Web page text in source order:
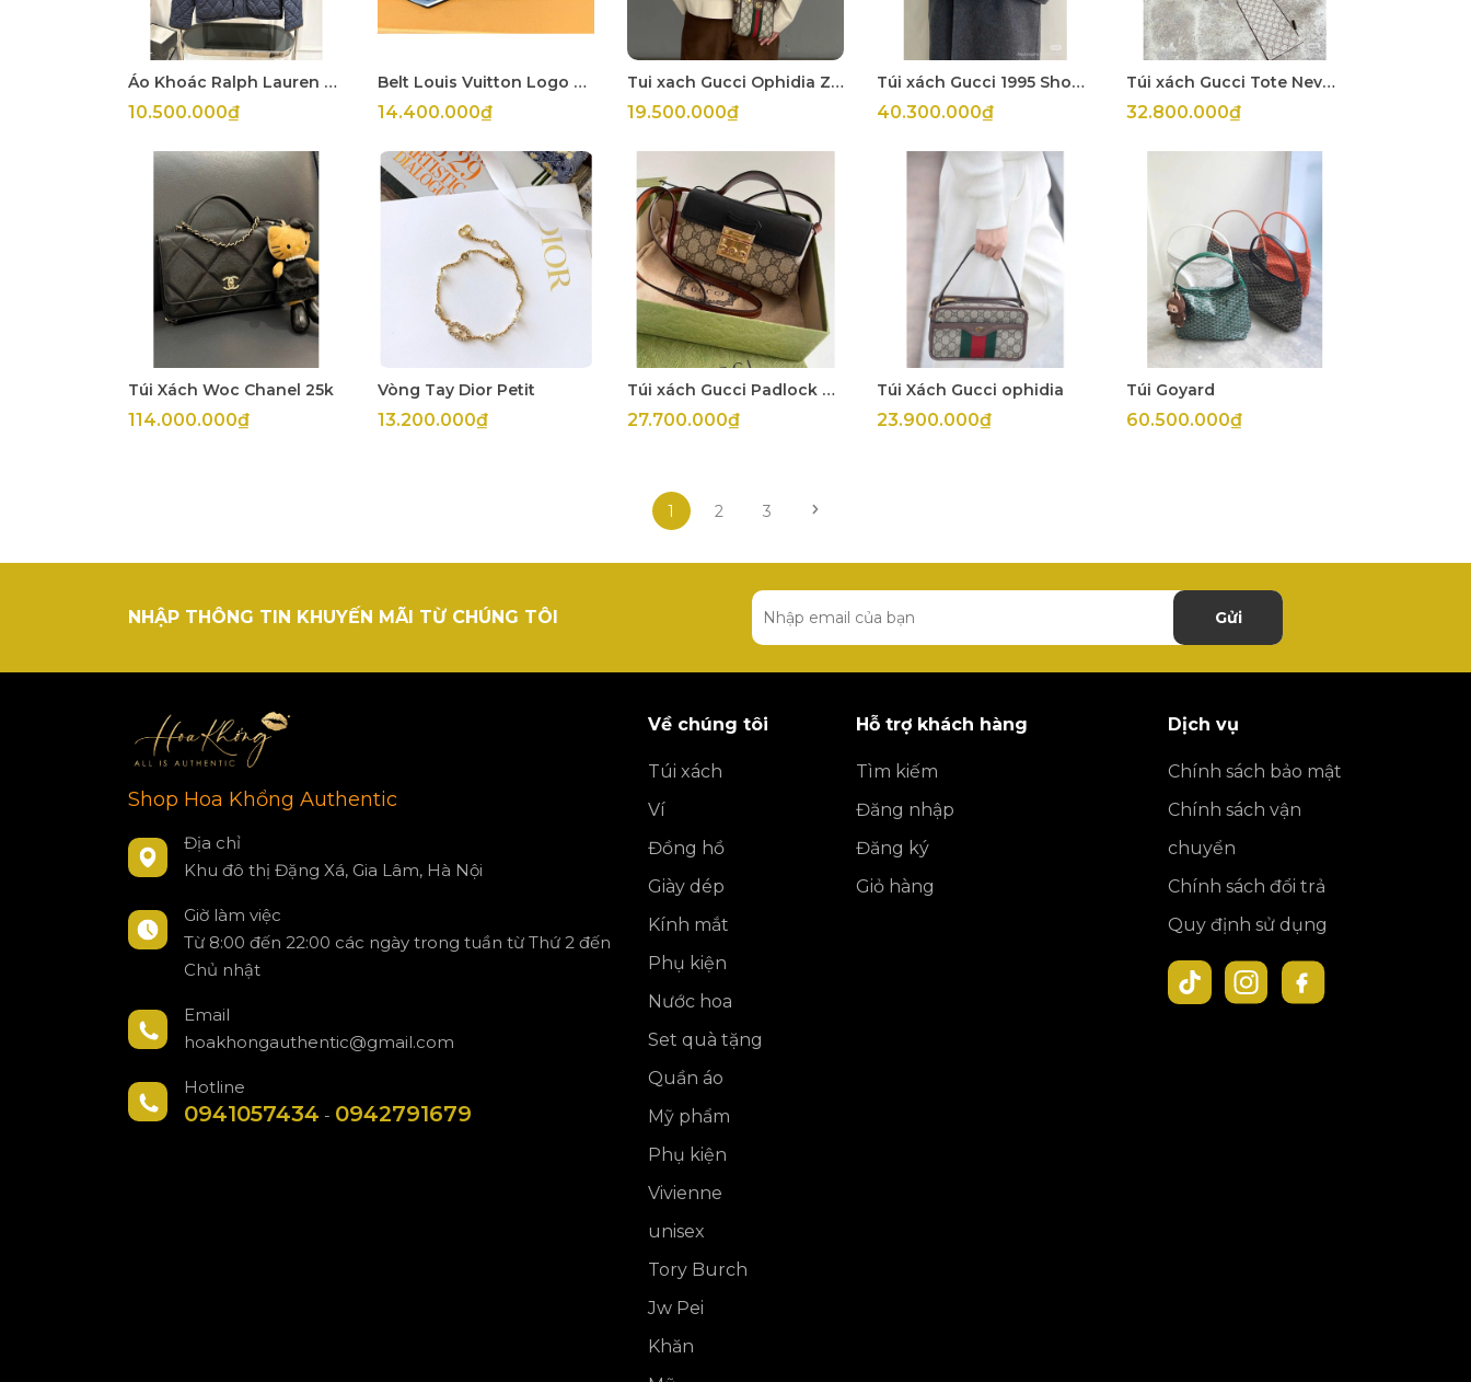
Áo Khoác Ralph Lauren Nam
10.500.000₫
Belt Louis Vuitton Logo 3D
14.400.000₫
Tui xach Gucci Ophidia Zip Mini
19.500.000₫
Túi xách Gucci 1995 Shoulder Small
40.300.000₫
Túi xách Gucci Tote Neverfull Mono Mix
32.800.000₫
Túi Xách Woc Chanel 25k
114.000.000₫
Vòng Tay Dior Petit
13.200.000₫
Túi xách Gucci Padlock Top Handle
27.700.000₫
Túi Xách Gucci ophidia
23.900.000₫
Túi Goyard
60.500.000₫
1 2 3
NHẬP THÔNG TIN KHUYẾN MÃI TỪ CHÚNG TÔI Gửi
Shop Hoa Khổng Authentic
Địa chỉ
Khu đô thị Đặng Xá, Gia Lâm, Hà Nội
Giờ làm việc
Từ 8:00 đến 22:00 các ngày trong tuần từ Thứ 2 đến
Chủ nhật
Email
hoakhongauthentic@gmail.com
Hotline
0941057434 - 0942791679
Về chúng tôi
Túi xách
Ví
Đồng hồ
Giày dép
Kính mắt
Phụ kiện
Nước hoa
Set quà tặng
Quần áo
Mỹ phẩm
Phụ kiện
Vivienne
unisex
Tory Burch
Jw Pei
Khăn
Hỗ trợ khách hàng
Tìm kiếm
Đăng nhập
Đăng ký
Giỏ hàng
Dịch vụ
Chính sách bảo mật
Chính sách vận
chuyển
Chính sách đổi trả
Quy định sử dụng